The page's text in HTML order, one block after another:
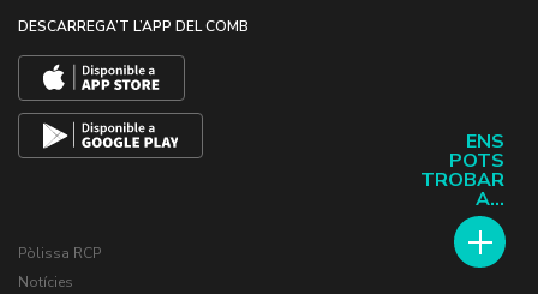
ENS
POTS
TROBAR
A...
DESCARREGA’T L’APP DEL COMB
Pòlissa RCP
Notícies